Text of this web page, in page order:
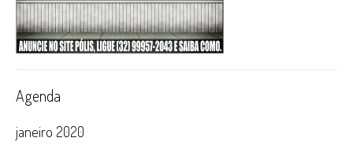
Agenda
janeiro 2020